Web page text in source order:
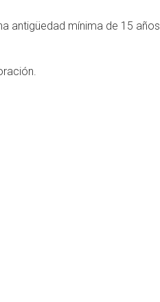
antigüedad mínima de 15 años